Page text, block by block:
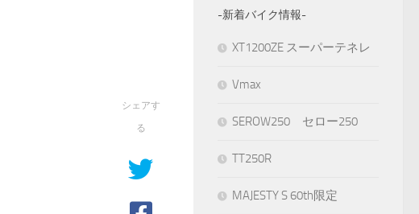
シェアす
る
-新着バイク情報-
XT1200ZE スーパーテネレ
Vmax
SEROW250 セロー250
TT250R
MAJESTY S 60th限定